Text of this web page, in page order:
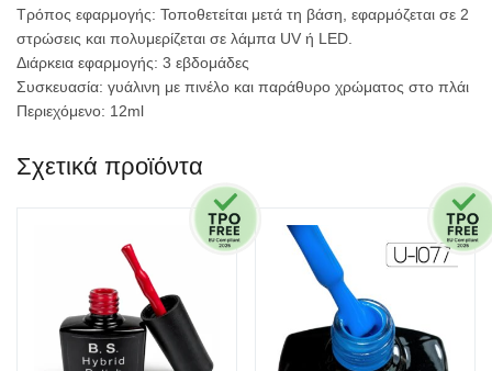
Τρόπος εφαρμογής: Τοποθετείται μετά τη βάση, εφαρμόζεται σε 2
στρώσεις και πολυμερίζεται σε λάμπα UV ή LED
Διάρκεια εφαρμογής: 3 εβδομάδες
Συσκευασία: γυάλινη με πινέλο και παράθυρο χρώματος στο πλάι
Περιεχόμενο: 12ml
Σχετικά προϊόντα